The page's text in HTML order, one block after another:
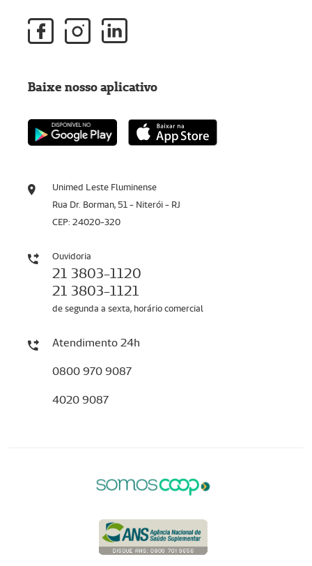
Unimed Leste Fluminense
Rua Dr. Borman, 51 - Niterói - RJ
CEP: 24020-320
Ouvidoria
21 3803-1120
21 3803-1121
de segunda a sexta, horário comercial
Atendimento 24h
0800 970 9087
4020 9087
Baixe nosso aplicativo